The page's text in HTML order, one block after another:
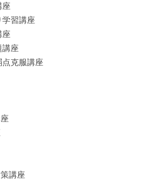
座
習講座
座
講座
克服講座
講座